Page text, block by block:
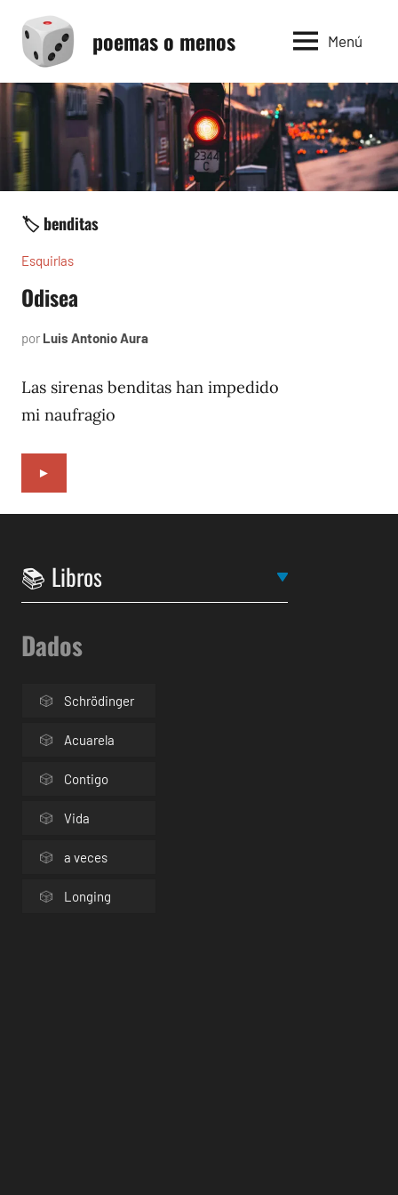
contenido
poemas o menos Menú
🏷️ benditas
Esquirlas
Odisea
por Luis Antonio Aura
2024
Las sirenas benditas han impedido
mi naufragio
►
Dados
Schrödinger
Acuarela
Contigo
Vida
a veces
Longing